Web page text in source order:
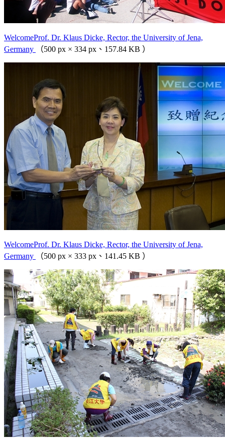
WelcomeProf. Dr. Klaus Dicke, Rector, the University of Jena,
Germany
（500 px × 334 px、157.84 KB ）
WelcomeProf. Dr. Klaus Dicke, Rector, the University of Jena,
Germany
（500 px × 333 px、141.45 KB ）